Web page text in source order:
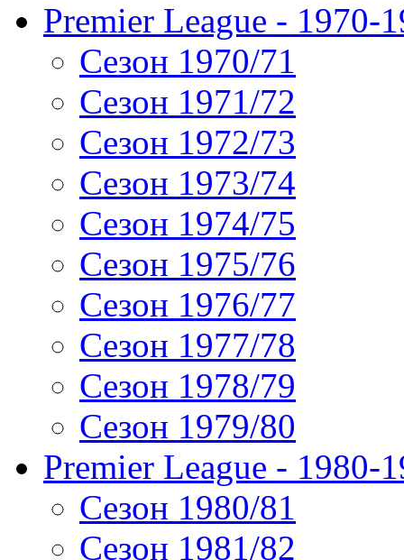
Premier League - 1970-
Сезон 1970/71
Сезон 1971/72
Сезон 1972/73
Сезон 1973/74
Сезон 1974/75
Сезон 1975/76
Сезон 1976/77
Сезон 1977/78
Сезон 1978/79
Сезон 1979/80
Premier League - 1980-
Сезон 1980/81
Сезон 1981/82